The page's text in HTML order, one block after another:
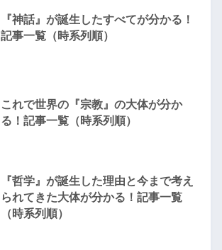
『神話』が誕生したすべてが分かる！
記事一覧（時系列順）
これで世界の『宗教』の大体が分か
る！記事一覧（時系列順）
『哲学』が誕生した理由と今まで考え
られてきた大体が分かる！記事一覧
（時系列順）